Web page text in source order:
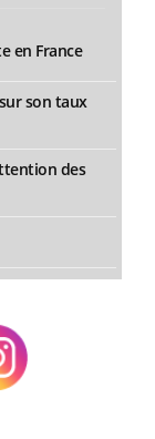
en France
son taux
des